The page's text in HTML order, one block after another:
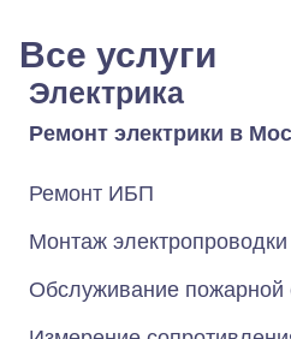
Все услуги
Электрика
Ремонт электрики в
Ремонт ИБП
Монтаж электропроводки
Обслуживание пожарной